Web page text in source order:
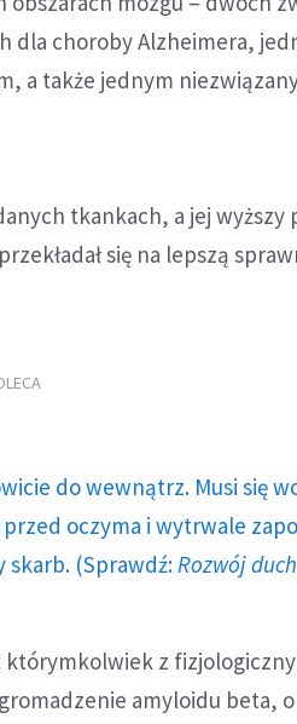
dla choroby Alzheimera,
a także jednym
tkankach, a jej wyższy
się na lepszą
do wewnątrz. Musi się
oczyma i wytrwale
skarb. (Sprawdź: Rozwój
którymkolwiek z
amyloidu beta,